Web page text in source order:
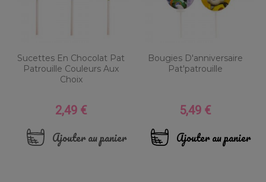
Sucettes En Chocolat Pat
Patrouille Couleurs Aux
Choix
Prix
2,49 €
Ajouter au panier
Bougies D'anniversaire
Pat'patrouille
Prix
5,49 €
Ajouter au panier